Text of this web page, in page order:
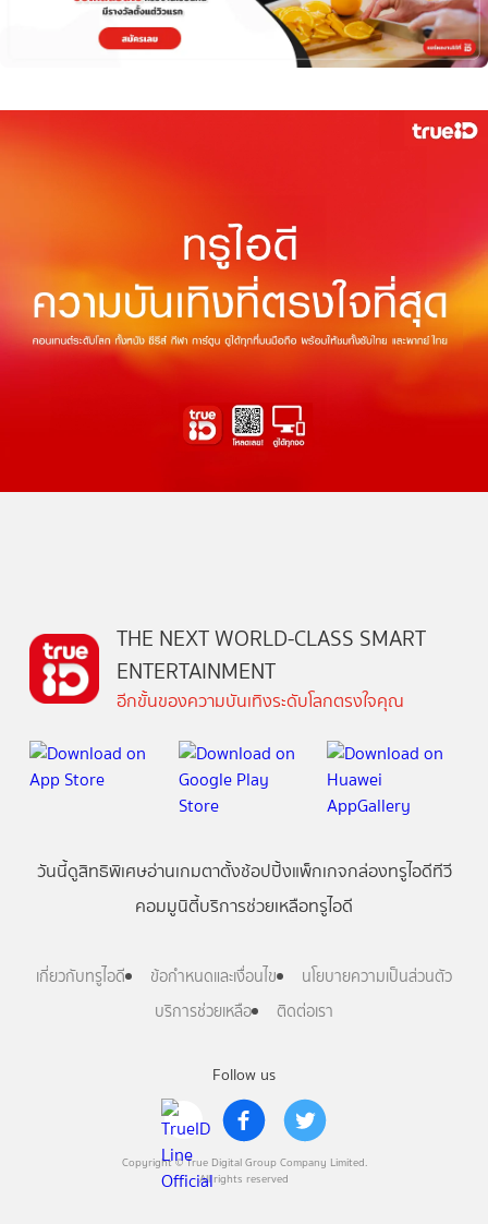
Follow us
Copyright © True Digital Group Company Limited.
All rights reserved
THE NEXT WORLD-CLASS SMART
ENTERTAINMENT
อีกขั้นของความบันเทิงระดับโลกตรงใจคุณ
วันนี้ดูสิทธิพิเศษอ่านเกมตาตั้งช้อปปิ้งแพ็กเกจกล่องทรูไอดีทีวี
คอมมูนิตี้บริการช่วยเหลือทรูไอดี
เกี่ยวกับทรูไอดี ข้อกำหนดและเงื่อนไข
นโยบายความเป็นส่วนตัว
บริการช่วยเหลือ
ติดต่อเรา